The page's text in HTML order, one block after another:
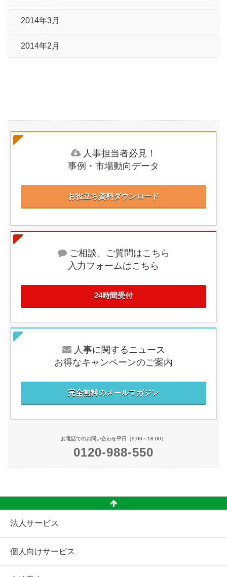
2014年3月
2014年2月
人事担当者必見！
事例・市場動向データ
お役立ち資料ダウンロード
ご相談、ご質問はこちら
入力フォームはこちら
24時間受付
人事に関するニュース
お得なキャンペーンのご案内
完全無料のメールマガジン
お電話でのお問い合わせ平日（9:00～18:00）
0120-988-550
法人サービス
個人向けサービス